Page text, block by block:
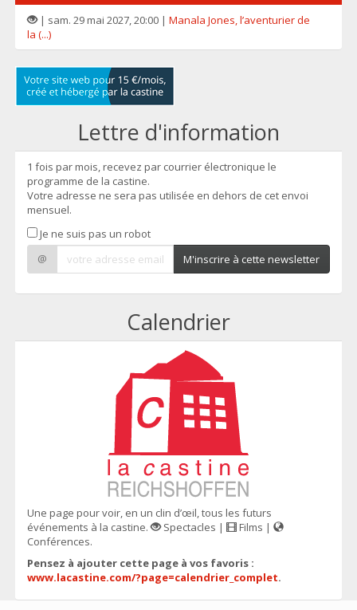
| sam. 29 mai 2027, 20:00 | Manala Jones, l’aventurier de
la (...)
Lettre d'information
1 fois par mois, recevez par courrier électronique le
programme de la castine.
Votre adresse ne sera pas utilisée en dehors de cet envoi
mensuel.
Je ne suis pas un robot
@
M'inscrire à cette newsletter
Calendrier
Une page pour voir, en un clin d’œil, tous les futurs
événements à la castine.
Spectacles |
Films |
Conférences.
Pensez à ajouter cette page à vos favoris :
www.lacastine.com/?page=calendrier_complet.